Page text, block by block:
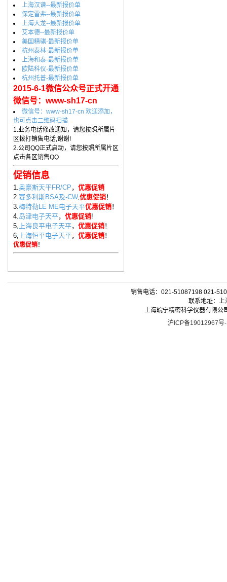
上海汉谱--最新报价单
保定雷弗--最新报价单
上海大龙--最新报价单
艾本德--最新报价单
美国精骐-最新报价单
杭州泰林-最新报价单
上海和泰-最新报价单
欧陆科仪-最新报价单
杭州托普-最新报价单
2015-6-1微信公众号正式开通
微信号：www-sh17-cn
微信号：www-sh17-cn 欢迎添加，
也可点击二维码扫描
1.业务电话修改通知，请您按照所属片
区拨打销售电话,谢谢!
2.公司QQ正式启动，请您按照所属片区
点击各区销售QQ
促销信息
1. 奥豪斯天平FR/CP ， 优惠促销
2. 赛多利斯BSA及-CW, 优惠促销！
3. 梅特勒LE ME电子天平优惠促销！
4. 岛津电子天平， 优惠促销!
5,
上海良平电子天平， 优惠促销！
6,
上海恒平电子天平， 优惠促销！
优惠促销！
销售电话：021-51087198 021-
联系地址：
上海皖宁精密科学仪器有限
沪ICP备19012967号